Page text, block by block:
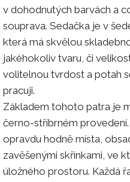
v dohodnutých barvách a
souprava. Sedačka je v
která má skvělou
jakéhokoliv tvaru, či
volitelnou tvrdost a potah
pracuji.
Základem tohoto patra je
černo-stříbrném
opravdu hodně místa,
zavěšenými skřínkami, ve
úložného prostoru. Každá